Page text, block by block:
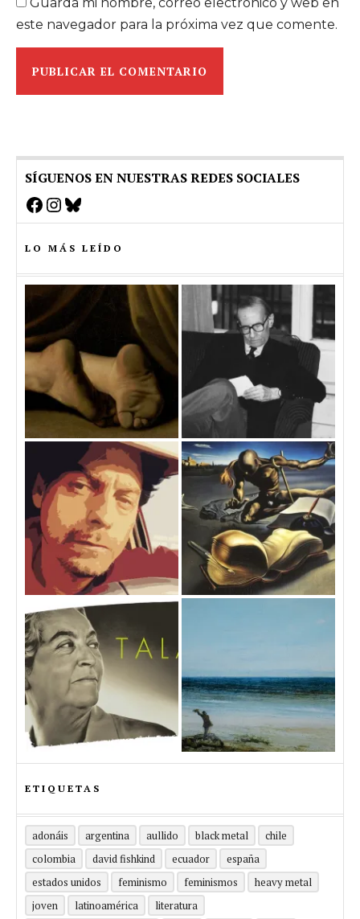
este navegador para la próxima vez que comente.
SÍGUENOS EN NUESTRAS REDES SOCIALES
Facebook
Instagram
Bluesky
LO MÁS LEÍDO
ETIQUETAS
adonáis argentina aullido black metal
chile
colombia
david fishkind ecuador
españa
estados unidos
feminismo feminismos
heavy metal
joven
latinoamérica
literatura